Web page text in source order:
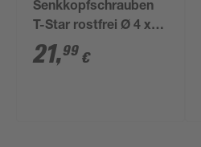
Senkkopfschrauben
T-Star rostfrei Ø 4 x
40 mm 200 Stück
21,99 €